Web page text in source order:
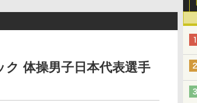
体操男子日本代表選手